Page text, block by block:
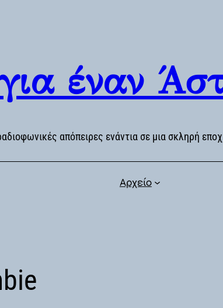
έναν
απόπειρες ενάντια σε μια σκληρή
Αρχείο